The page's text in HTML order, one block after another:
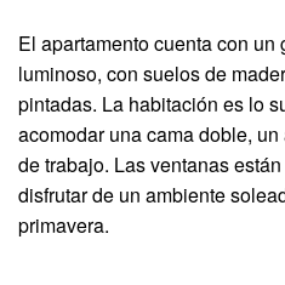
El apartamento cuenta con
luminoso, con suelos de
pintadas. La habitación es lo
acomodar una cama doble,
de trabajo. Las ventanas
disfrutar de un ambiente
primavera.